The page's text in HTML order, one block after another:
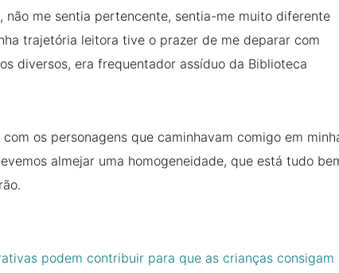
não me sentia pertencente, sentia-me muito diferente
trajetória leitora tive o prazer de me deparar com
diversos, era frequentador assíduo da Biblioteca
os personagens que caminhavam comigo em
almejar uma homogeneidade, que está tudo
podem contribuir para que as crianças consigam